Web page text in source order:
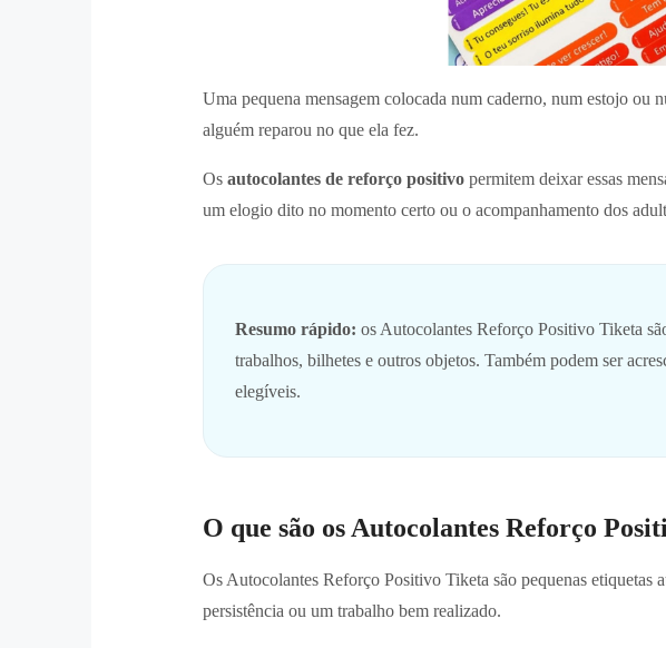
Uma pequena mensagem colocada num caderno, num estojo ou
alguém reparou no que ela fez.
Os autocolantes de reforço positivo permitem deixar essas
um elogio dito no momento certo ou o acompanhamento dos
Resumo rápido: os Autocolantes Reforço Positivo Tiketa
trabalhos, bilhetes e outros objetos. Também podem ser
elegíveis.
O que são os Autocolantes Reforço
Os Autocolantes Reforço Positivo Tiketa são pequenas etiquetas
persistência ou um trabalho bem realizado.